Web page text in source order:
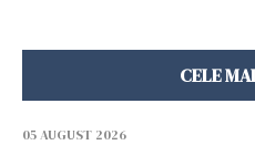
CELE
05 AUGUST 2026